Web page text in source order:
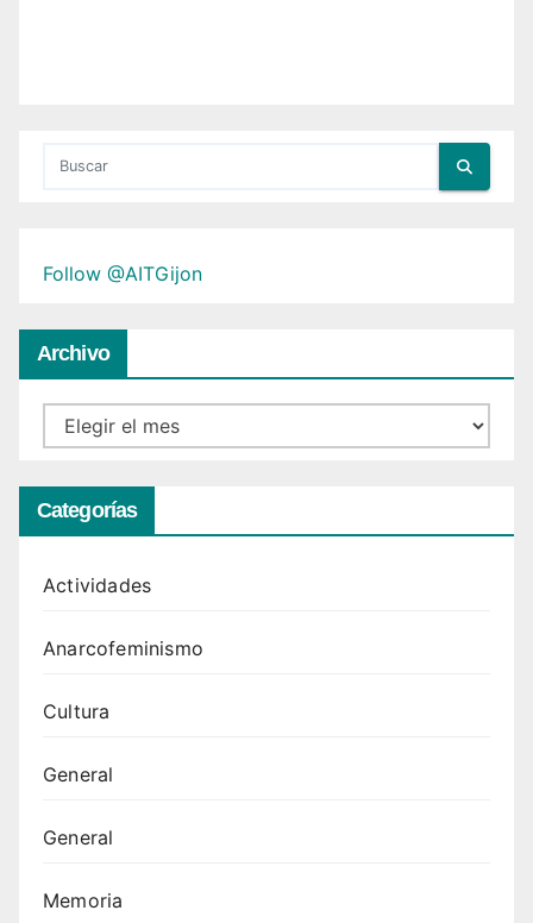
Follow @AITGijon
Archivo
Archivo
Categorías
Actividades
Anarcofeminismo
Cultura
General
General
Memoria